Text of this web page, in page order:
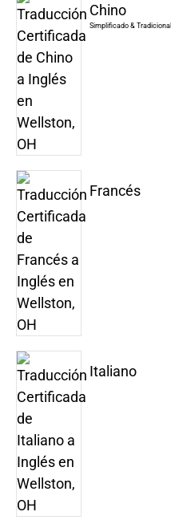
Chino
Simplificado & Tradicional
Francés
Italiano